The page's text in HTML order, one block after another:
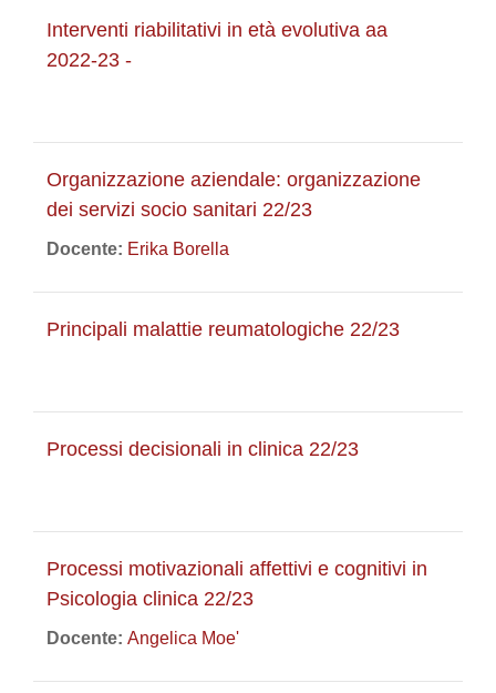
Interventi riabilitativi in età evolutiva aa
2022-23 -
Organizzazione aziendale: organizzazione
dei servizi socio sanitari 22/23
Docente: Erika Borella
Principali malattie reumatologiche 22/23
Processi decisionali in clinica 22/23
Processi motivazionali affettivi e cognitivi in
Psicologia clinica 22/23
Docente: Angelica Moe'